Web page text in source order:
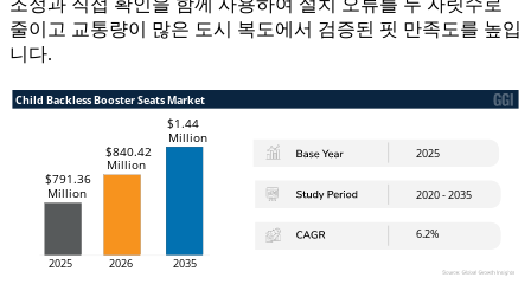
조정과 직접 확인을 함께 사용하여 설치 오류를 두 자릿수로
줄이고 교통량이 많은 도시 복도에서 검증된 핏 만족도를 높입
니다.